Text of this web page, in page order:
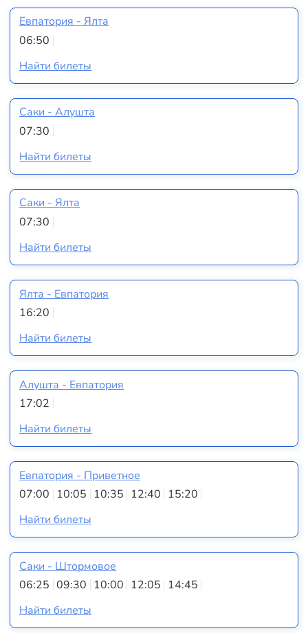
Евпатория - Ялта
06:50
Найти билеты
Саки - Алушта
07:30
Найти билеты
Саки - Ялта
07:30
Найти билеты
Ялта - Евпатория
16:20
Найти билеты
Алушта - Евпатория
17:02
Найти билеты
Евпатория - Приветное
07:00 10:05 10:35 12:40 15:20
Найти билеты
Саки - Штормовое
06:25 09:30 10:00 12:05 14:45
Найти билеты